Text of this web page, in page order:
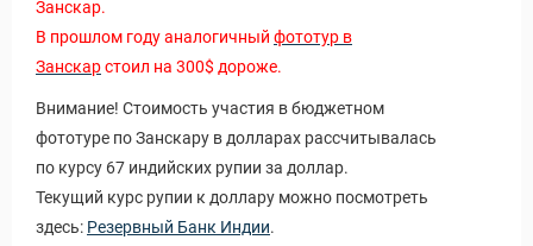
Занскар.
В прошлом году аналогичный фототур в
Занскарстоил на 300$ дороже.
Внимание! Стоимость участия в бюджетном
фототуре по Занскару в долларах рассчитывалась
по курсу 67 индийских рупии за доллар.
Текущий курс рупии к доллару можно посмотреть
здесь: Резервный Банк Индии.